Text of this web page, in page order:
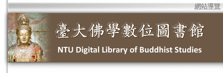
網站導覽